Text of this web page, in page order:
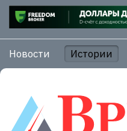
Новости Истории